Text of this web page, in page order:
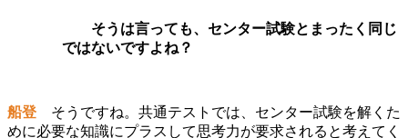
そうは言っても、センター試験とまったく同じ
ではないですよね？
船登 そうですね。共通テストでは、センター試験を解くた
めに必要な知識にプラスして思考力が要求されると考えてく